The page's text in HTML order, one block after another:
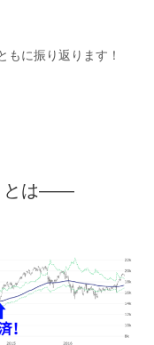
もに振り返ります！
とは――